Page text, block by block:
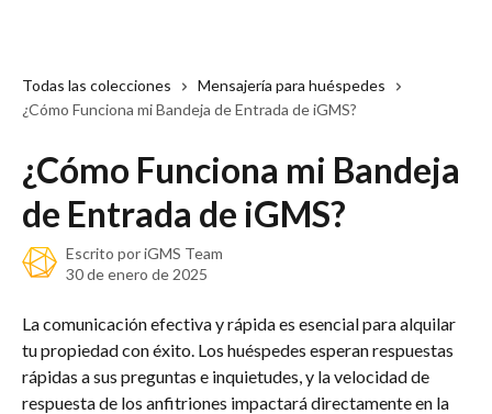
Todas las colecciones
Mensajería para huéspedes
¿Cómo Funciona mi Bandeja de Entrada de iGMS?
¿Cómo Funciona mi Bandeja
de Entrada de iGMS?
Escrito poriGMS Team
30 de enero de 2025
La comunicación efectiva y rápida es esencial para alquilar
tu propiedad con éxito. Los huéspedes esperan respuestas
rápidas a sus preguntas e inquietudes, y la velocidad de
respuesta de los anfitriones impactará directamente en la